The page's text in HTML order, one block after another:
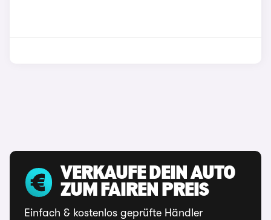
VERKAUFE DEIN AUTO
ZUM FAIREN PREIS
Einfach & kostenlos geprüfte Händler